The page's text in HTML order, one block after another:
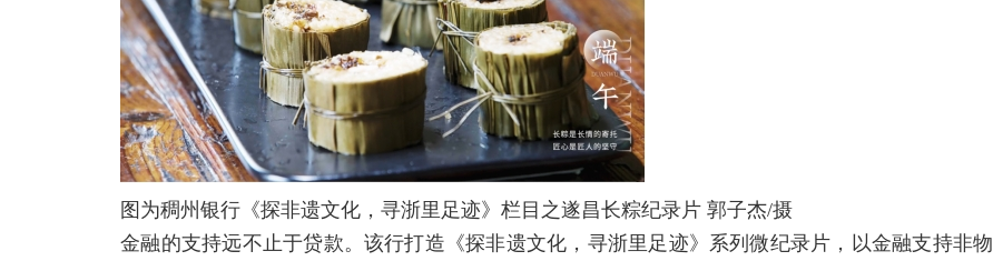
图为稠州银行《探非遗文化，寻浙里足迹》栏目之遂昌长粽纪录片 郭子杰/摄
金融的支持远不止于贷款。该行打造《探非遗文化，寻浙里足迹》系列微纪录片，以金融支持非物